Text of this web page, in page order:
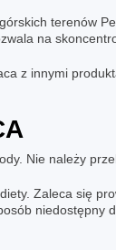
terenów
na
z innymi
Nie należy
Zaleca się
niedostępny